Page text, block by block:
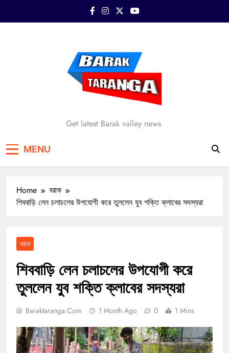
Barak Taranga
Get latest Barak valley news
MENU
Home
বরাক
শিববাড়ি লেন চলাচলের উপযোগী করে তুললেন যুব শক্তি ক্লাবের সদস্যরা
বরাক
শিববাড়ি লেন চলাচলের উপযোগী করে
তুললেন যুব শক্তি ক্লাবের সদস্যরা
Baraktaranga.com 1 Month Ago 0 1 Mins